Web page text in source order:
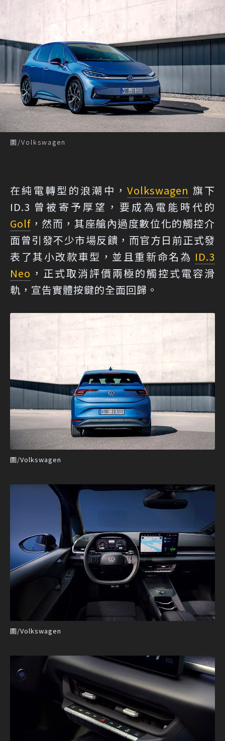
圖/Volkswagen
在純電轉型的浪潮中，Volkswagen 旗下
ID.3 曾被寄予厚望，要成為電能時代的
Golf ，然而，其座艙內過度數位化的觸控介
面曾引發不少市場反饋，而官方日前正式發
表了其小改款車型，並且重新命名為 ID.3
Neo ，正式取消評價兩極的觸控式電容滑
軌，宣告實體按鍵的全面回歸。
圖/Volkswagen
圖/Volkswagen